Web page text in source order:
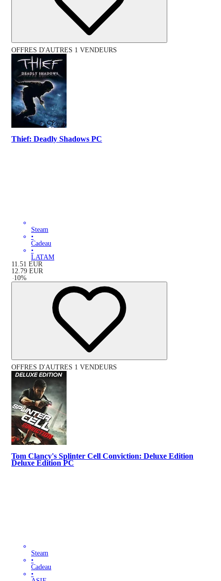
OFFRES D'AUTRES 1 VENDEURS
Thief: Deadly Shadows PC
Steam
•
Cadeau
•
LATAM
11.51 EUR
12.79 EUR
-10%
OFFRES D'AUTRES 1 VENDEURS
Tom Clancy's Splinter Cell Conviction: Deluxe Edition
Deluxe Edition PC
Steam
•
Cadeau
•